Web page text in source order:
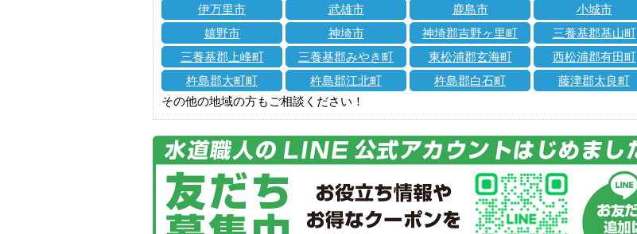
伊万里市
武雄市 鹿島市
小城市
嬉野市
神埼市 神埼郡吉野ヶ里町
三養基郡基山町
三養基郡上峰町
三養基郡みやき町 東松浦郡玄海町
西松浦郡有田町
杵島郡大町町
杵島郡江北町 杵島郡白石町
藤津郡太良町
その他の地域の方もご相談ください！